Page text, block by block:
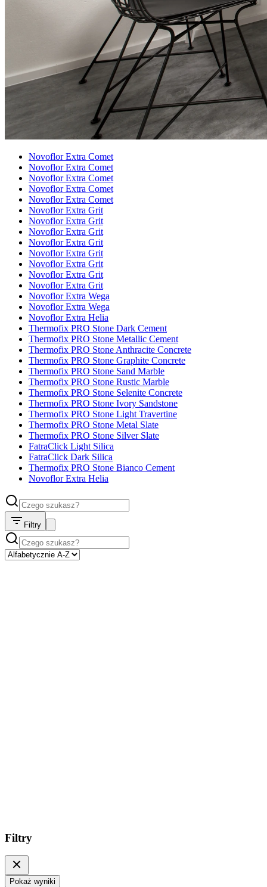
Novoflor Extra Comet
Novoflor Extra Comet
Novoflor Extra Comet
Novoflor Extra Comet
Novoflor Extra Comet
Novoflor Extra Grit
Novoflor Extra Grit
Novoflor Extra Grit
Novoflor Extra Grit
Novoflor Extra Grit
Novoflor Extra Grit
Novoflor Extra Grit
Novoflor Extra Grit
Novoflor Extra Wega
Novoflor Extra Wega
Novoflor Extra Helia
Thermofix PRO Stone Dark Cement
Thermofix PRO Stone Metallic Cement
Thermofix PRO Stone Anthracite Concrete
Thermofix PRO Stone Graphite Concrete
Thermofix PRO Stone Sand Marble
Thermofix PRO Stone Rustic Marble
Thermofix PRO Stone Selenite Concrete
Thermofix PRO Stone Ivory Sandstone
Thermofix PRO Stone Light Travertine
Thermofix PRO Stone Metal Slate
Thermofix PRO Stone Silver Slate
FatraClick Light Silica
FatraClick Dark Silica
Thermofix PRO Stone Bianco Cement
Novoflor Extra Helia
Filtry
Filtry
Pokaż wyniki